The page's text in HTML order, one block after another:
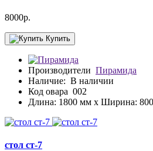
8000р.
Купить
Производители Пирамида
Наличие: В наличии
Код овара 002
Длина: 1800 мм x Ширина:
стол ст-7